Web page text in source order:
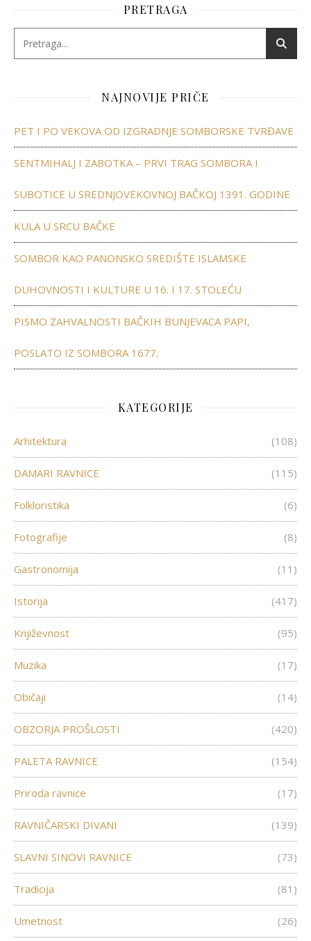
PRETRAGA
NAJNOVIJE PRIČE
PET I PO VEKOVA OD IZGRADNJE SOMBORSKE TVRĐAVE
SENTMIHALJ I ZABOTKA – PRVI TRAG SOMBORA I
SUBOTICE U SREDNJOVEKOVNOJ BAČKOJ 1391. GODINE
KULA U SRCU BAČKE
SOMBOR KAO PANONSKO SREDIŠTE ISLAMSKE
DUHOVNOSTI I KULTURE U 16. I 17. STOLEĆU
PISMO ZAHVALNOSTI BAČKIH BUNJEVACA PAPI,
POSLATO IZ SOMBORA 1677.
KATEGORIJE
Arhitektura (108)
DAMARI RAVNICE (115)
Folkloristika (6)
Fotografije (8)
Gastronomija (11)
Istorija (417)
Književnost (95)
Muzika (17)
Običaji (14)
OBZORJA PROŠLOSTI (420)
PALETA RAVNICE (154)
Priroda ravnice (17)
RAVNIČARSKI DIVANI (139)
SLAVNI SINOVI RAVNICE (73)
Tradicija (81)
Umetnost (26)